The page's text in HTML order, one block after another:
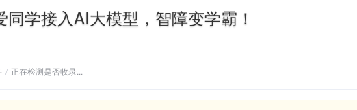
同学接入AI大模型，智障变学霸！
/ 正在检测是否收录...